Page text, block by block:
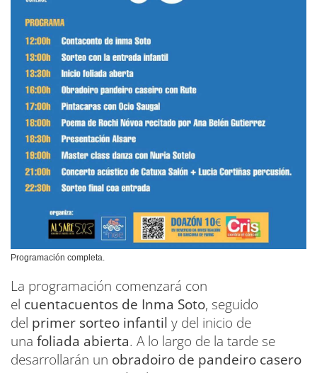
Programación completa.
La programación comenzará con
el cuentacuentos de Inma Soto, seguido
del primer sorteo infantil y del inicio de
una foliada abierta. A lo largo de la tarde se
desarrollarán un obradoiro de pandeiro casero